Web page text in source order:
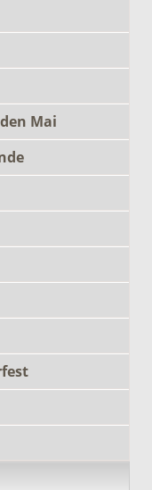
Mai